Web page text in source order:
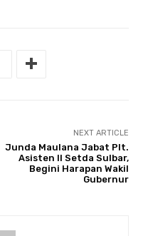
NEXT ARTICLE
Junda Maulana Jabat Plt.
Asisten II Setda Sulbar,
Begini Harapan Wakil
Gubernur